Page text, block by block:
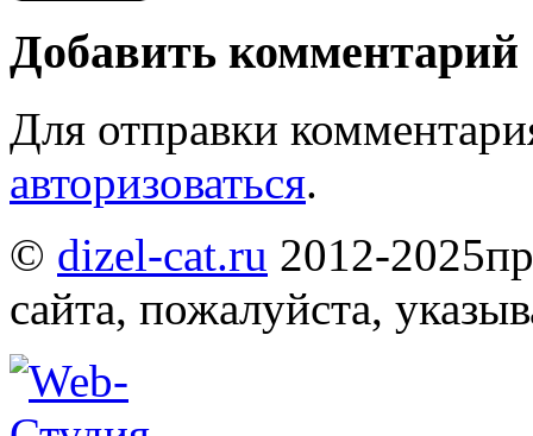
Добавить комментарий
Для отправки
авторизоваться.
© dizel-cat.ru 2012-2025
сайта, пожалуйста,